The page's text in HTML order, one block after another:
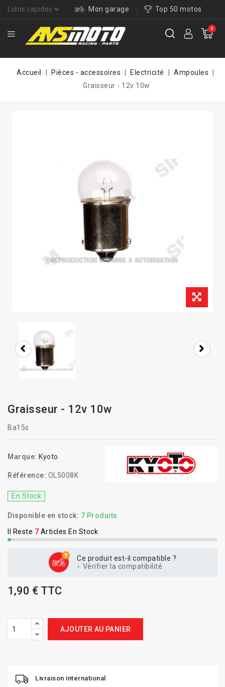
Liens rapides Mon garage Top 50 motos
0
Accueil Pièces - accessoires Electricité
Ampoules
Graisseur - 12v 10w
Graisseur - 12v 10w
Ba15s
Marque: Kyoto
Référence: OL5008K
En Stock
Disponible en stock: 7 Produits
Il Reste 7 Articles En Stock
Ce produit est-il compatible ?
Vérifier la compatibilité
1,90 € TTC
AJOUTER AU PANIER
Livraison international